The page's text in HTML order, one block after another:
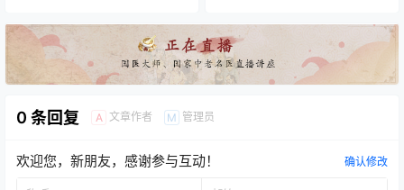
0 条回复 A 文章作者 M 管理员
欢迎您，新朋友，感谢参与互动！ 确认修改